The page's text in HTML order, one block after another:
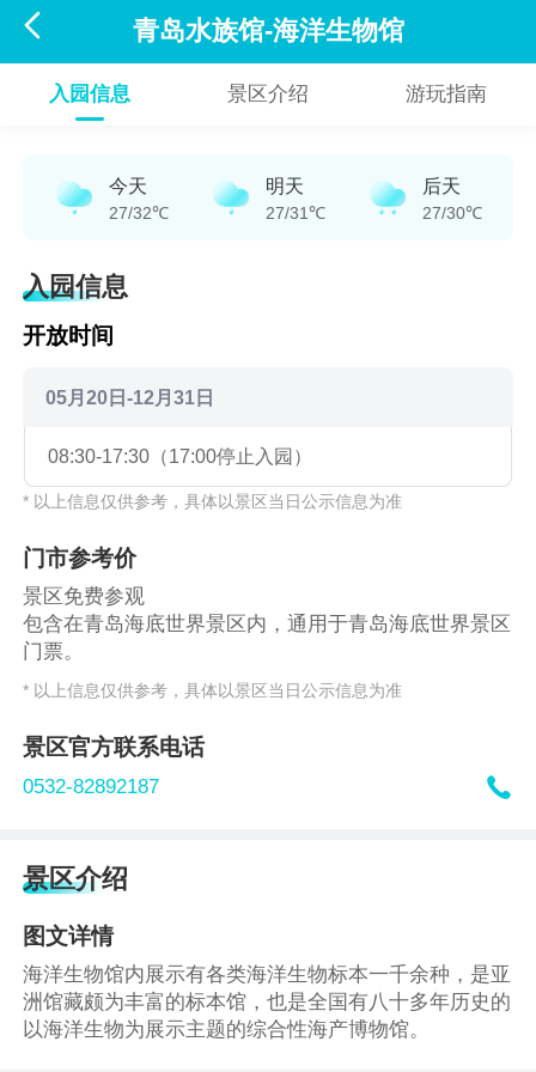
 青岛水族馆-海洋生物馆
入园信息 景区介绍 游玩指南
今天
27/32℃
明天
27/31℃
后天
27/30℃
入园信息
开放时间
05月20日-12月31日
08:30-17:30（17:00停止入园）
* 以上信息仅供参考，具体以景区当日公示信息为准
门市参考价
景区免费参观
包含在青岛海底世界景区内，通用于青岛海底世界景区
门票。
* 以上信息仅供参考，具体以景区当日公示信息为准
景区官方联系电话
0532-82892187 
景区介绍
图文详情
海洋生物馆内展示有各类海洋生物标本一千余种，是亚
洲馆藏颇为丰富的标本馆，也是全国有八十多年历史的
以海洋生物为展示主题的综合性海产博物馆。